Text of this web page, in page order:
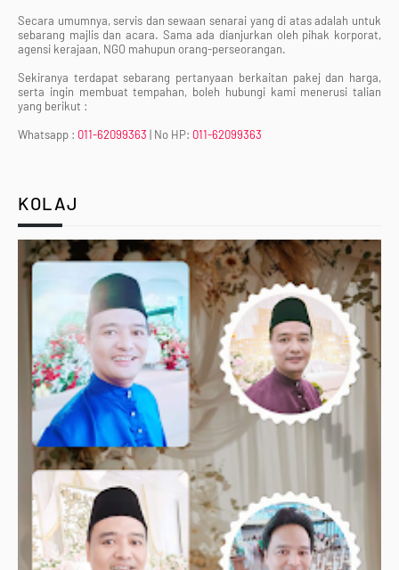
Secara umumnya, servis dan sewaan senarai yang di atas adalah untuk
sebarang majlis dan acara. Sama ada dianjurkan oleh pihak korporat,
agensi kerajaan, NGO mahupun orang-perseorangan.
Sekiranya terdapat sebarang pertanyaan berkaitan pakej dan harga,
serta ingin membuat tempahan, boleh hubungi kami menerusi talian
yang berikut :
Whatsapp : 011-62099363 | No HP: 011-62099363
KOLAJ
Utama Terma & Syarat Hubungi Kami
Designed with by Way2Themes| Distributed byGooyaabi